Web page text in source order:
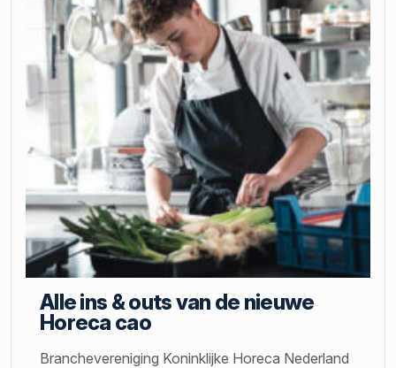
Alle ins & outs van de nieuwe
Horeca cao
Branchevereniging Koninklijke Horeca Nederland